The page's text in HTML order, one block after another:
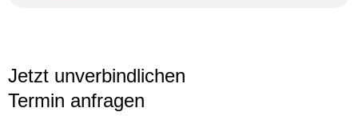
Jetzt unverbindlichen
Termin anfragen